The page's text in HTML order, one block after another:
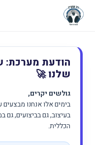
הודעת מערכת:
שלנו 🚀
גולשים יקרים,
בימים אלו אנחנו
בעיצוב, גם בביצועים, גם
הכללית.